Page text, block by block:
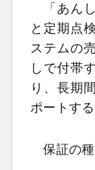
「あん
と定期点
ステムの
しで付帯
り、長期
ポートする
保証の種